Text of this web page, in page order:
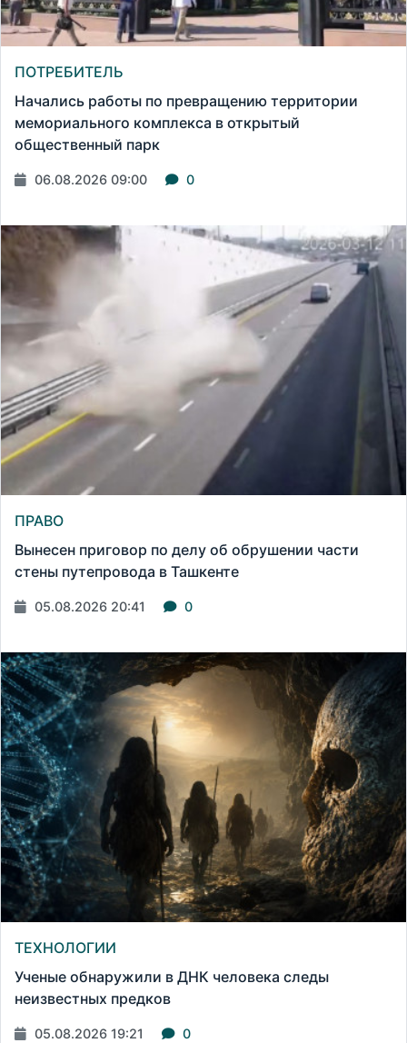
ПОТРЕБИТЕЛЬ
Начались работы по превращению территории
мемориального комплекса в открытый
общественный парк
06.08.2026 09:00 0
ПРАВО
Вынесен приговор по делу об обрушении части
стены путепровода в Ташкенте
05.08.2026 20:41 0
ТЕХНОЛОГИИ
Ученые обнаружили в ДНК человека следы
неизвестных предков
05.08.2026 19:21 0